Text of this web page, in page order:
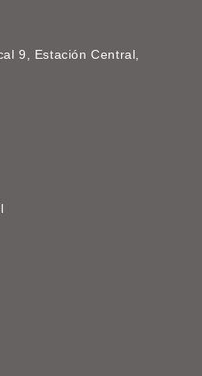
9, Estación Central,